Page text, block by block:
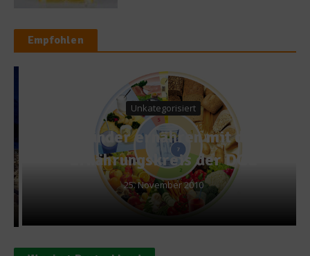
Empfohlen
Unkategorisiert
Gesünder ernähren mit dem
Ernährungskreis der DGE
25. November 2010